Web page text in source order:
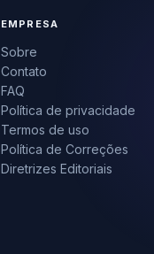
EMPRESA
Sobre
Contato
FAQ
Política de privacidade
Termos de uso
Política de Correções
Diretrizes Editoriais